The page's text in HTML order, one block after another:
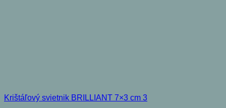
Krištáľový svietnik BRILLIANT 7×3 cm 3